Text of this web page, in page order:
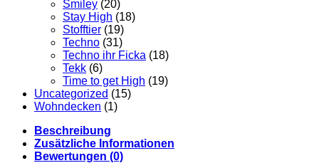
Smiley (20)
Stay High (18)
Stofftier (19)
Techno (31)
Techno ihr Ficka (18)
Tekk (6)
Time to get High (19)
Uncategorized (15)
Wohndecken (1)
Beschreibung
Zusätzliche Informationen
Bewertungen (0)